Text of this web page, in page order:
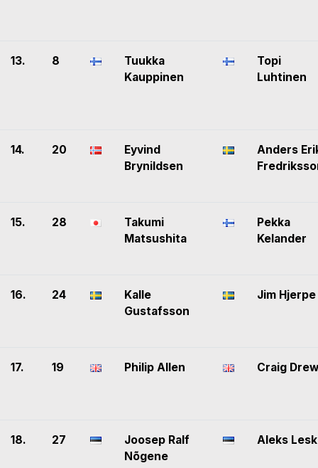
13. 8
Tuukka
Kauppinen
Topi
Luhtinen
14. 20
Eyvind
Brynildsen
Anders
15. 28
Takumi
Matsushita
Pekka
Kelander
16. 24
Kalle
Gustafsson
Jim Hjerpe
17. 19 Philip Allen Craig Drew
18. 27
Joosep Ralf
Nõgene
Aleks Lesk